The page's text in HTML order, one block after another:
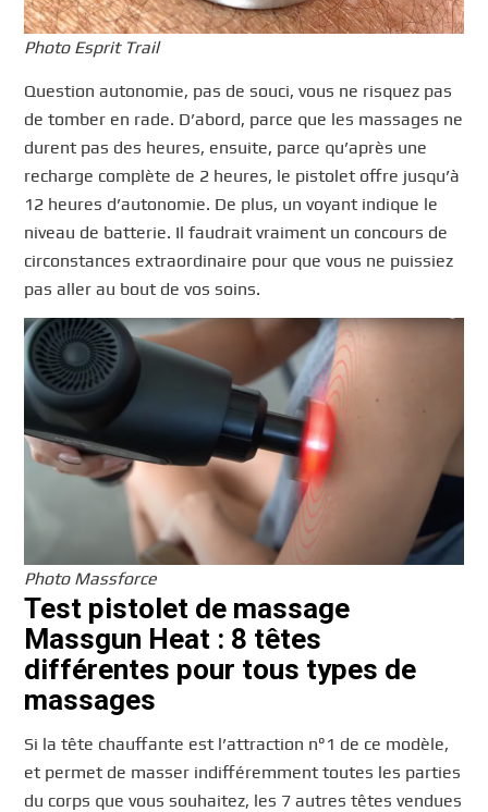
Photo Esprit Trail
Question autonomie, pas de souci, vous ne risquez pas
de tomber en rade. D’abord, parce que les massages ne
durent pas des heures, ensuite, parce qu’après une
recharge complète de 2 heures, le pistolet offre jusqu’à
12 heures d’autonomie. De plus, un voyant indique le
niveau de batterie. Il faudrait vraiment un concours de
circonstances extraordinaire pour que vous ne puissiez
pas aller au bout de vos soins.
Photo Massforce
Test pistolet de massage
Massgun Heat : 8 têtes
différentes pour tous types de
massages
Si la tête chauffante est l’attraction n°1 de ce modèle,
et permet de masser indifféremment toutes les parties
du corps que vous souhaitez, les 7 autres têtes vendues